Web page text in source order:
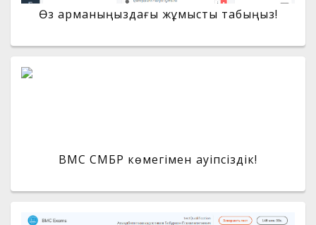
Өз арманыңыздағы жұмысты табыңыз!
BMC СМБР көмегімен қауіпсіздік!